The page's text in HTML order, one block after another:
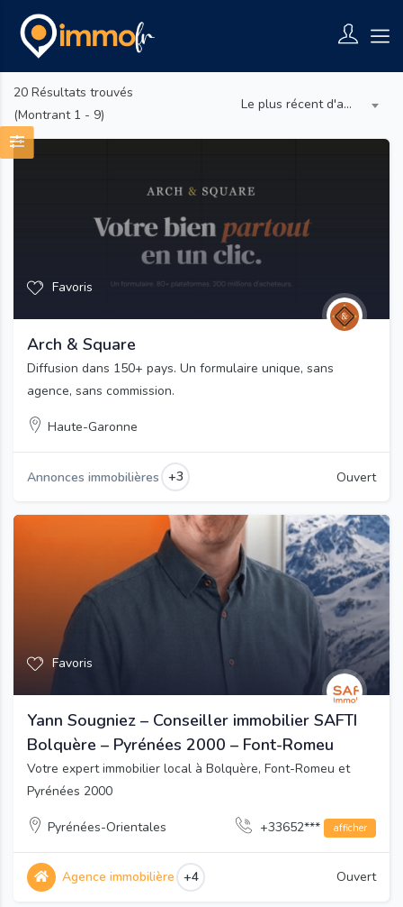
20 Résultats trouvés
(Montrant 1 - 9)
Le plus récent d'abord
Favoris
Arch & Square
Diffusion dans 150+ pays. Un formulaire unique, sans
agence, sans commission.
Haute-Garonne
Annonces immobilières +3 Ouvert
Favoris
Yann Sougniez – Conseiller immobilier SAFTI
Bolquère – Pyrénées 2000 – Font-Romeu
Votre expert immobilier local à Bolquère, Font-Romeu et
Pyrénées 2000
Pyrénées-Orientales +33652*** afficher
Agence immobilière +4 Ouvert